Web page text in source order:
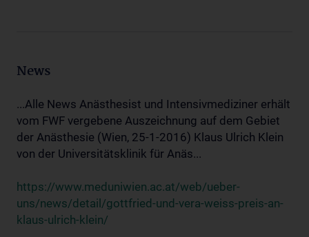
News
...Alle News Anästhesist und Intensivmediziner erhält
vom FWF vergebene Auszeichnung auf dem Gebiet
der Anästhesie (Wien, 25-1-2016) Klaus Ulrich Klein
von der Universitätsklinik für Anäs...
https://www.meduniwien.ac.at/web/ueber-
uns/news/detail/gottfried-und-vera-weiss-preis-an-
klaus-ulrich-klein/